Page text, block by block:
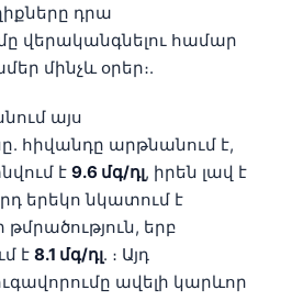
դրա
վերականգնելու համար
մինչև օրեր։.
այս
հիվանդը արթնանում է,
է 9.6 մգ/դլ, իրեն լավ է
երեկո նկատում է
երբ
է 8.1 մգ/դլ. ։ Այդ
ավելի կարևոր